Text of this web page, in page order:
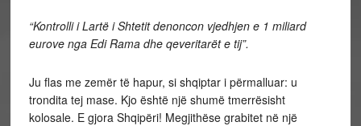
“Kontrolli i Lartë i Shtetit denoncon vjedhjen e 1 miliard
eurove nga Edi Rama dhe qeveritarët e tij”.
Ju flas me zemër të hapur, si shqiptar i përmalluar: u
trondita tej mase. Kjo është një shumë tmerrësisht
kolosale. E gjora Shqipëri! Megjithëse grabitet në një